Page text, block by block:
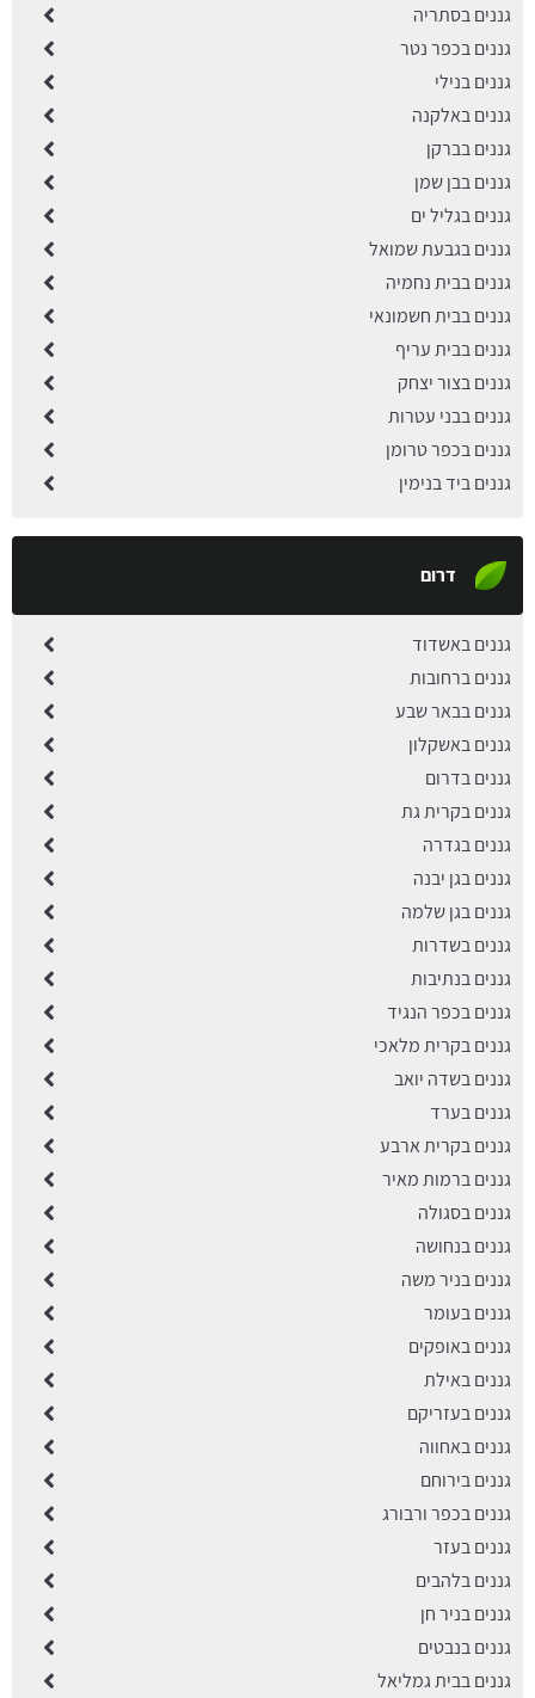
גננים בסתריה
גננים בכפר נטר
גננים בנילי
גננים באלקנה
גננים בברקן
גננים בבן שמן
גננים בגליל ים
גננים בגבעת שמואל
גננים בבית נחמיה
גננים בבית חשמונאי
גננים בבית עריף
גננים בצור יצחק
גננים בבני עטרות
גננים בכפר טרומן
גננים ביד בנימין
דרום
גננים באשדוד
גננים ברחובות
גננים בבאר שבע
גננים באשקלון
גננים בדרום
גננים בקרית גת
גננים בגדרה
גננים בגן יבנה
גננים בגן שלמה
גננים בשדרות
גננים בנתיבות
גננים בכפר הנגיד
גננים בקרית מלאכי
גננים בשדה יואב
גננים בערד
גננים בקרית ארבע
גננים ברמות מאיר
גננים בסגולה
גננים בנחושה
גננים בניר משה
גננים בעומר
גננים באופקים
גננים באילת
גננים בעזריקם
גננים באחווה
גננים בירוחם
גננים בכפר ורבורג
גננים בעזר
גננים בלהבים
גננים בניר חן
גננים בנבטים
גננים בבית גמליאל